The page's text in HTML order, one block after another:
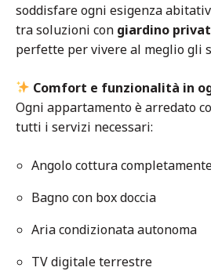
soddisfare ogni esigenza
tra soluzioni con giardino
perfette per vivere al meglio gli
Comfort e funzionalità in
Ogni appartamento è arredato
tutti i servizi necessari:
Angolo cottura
Bagno con box doccia
Aria condizionata autonoma
TV digitale terrestre